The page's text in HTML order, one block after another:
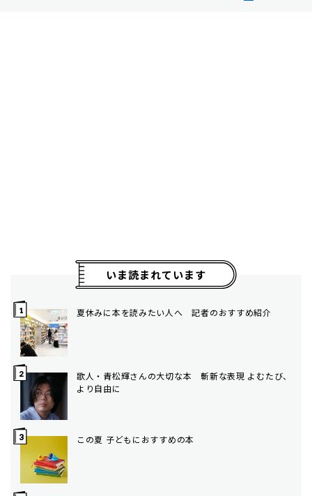
いま読まれています
夏休みに本を読みたい人へ 記者のおすすめ紹介
歌人・青松輝さんの大切な本 斬新な表現 よむたび、
より自由に
この夏 子どもにおすすめの本